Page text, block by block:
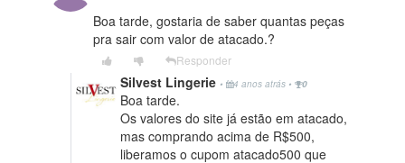
Boa tarde, gostaria de saber quantas peças
pra sair com valor de atacado.?
Responder
Silvest Lingerie • 4 anos atrás • 0
Boa tarde.
Os valores do site já estão em atacado,
mas comprando acima de R$500,
liberamos o cupom atacado500 que